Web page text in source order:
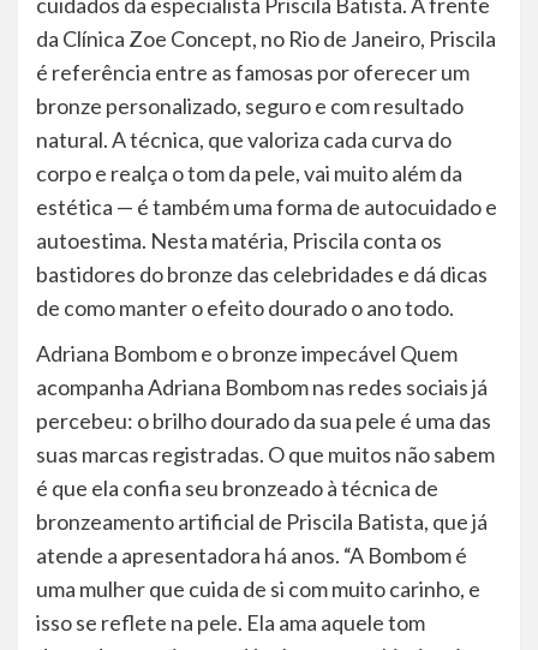
da Clínica Zoe Concept, no Rio de Janeiro, Priscila
é referência entre as famosas por oferecer um
bronze personalizado, seguro e com resultado
natural. A técnica, que valoriza cada curva do
corpo e realça o tom da pele, vai muito além da
estética — é também uma forma de autocuidado e
autoestima. Nesta matéria, Priscila conta os
bastidores do bronze das celebridades e dá dicas
de como manter o efeito dourado o ano todo.
Adriana Bombom e o bronze impecável Quem
acompanha Adriana Bombom nas redes sociais já
percebeu: o brilho dourado da sua pele é uma das
suas marcas registradas. O que muitos não sabem
é que ela confia seu bronzeado à técnica de
bronzeamento artificial de Priscila Batista, que já
atende a apresentadora há anos. “A Bombom é
uma mulher que cuida de si com muito carinho, e
isso se reflete na pele. Ela ama aquele tom